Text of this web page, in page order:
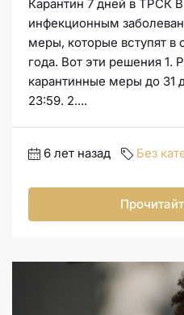
Карантин 7 дней в ТРСК
инфекционным
меры, которые вступят в
года. Вот эти решения 1.
карантинные меры до 31
23:59. 2....
6 лет назад Без